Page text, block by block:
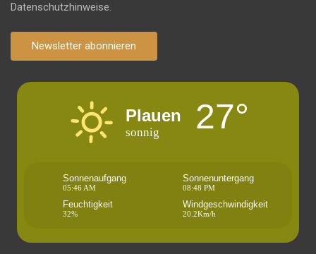
Datenschutzhinweise.
Newsletter abonnieren
Plauen
sonnig 27°
Sonnenaufgang
05:46 AM
Sonnenuntergang
08:48 PM
Feuchtigkeit
32%
Windgeschwindigkeit
20.2Km/h